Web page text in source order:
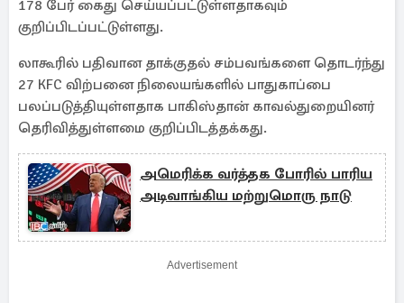
178 பேர் கைது செய்யப்பட்டுள்ளதாகவும்
குறிப்பிடப்பட்டுள்ளது.
லாகூரில் பதிவான தாக்குதல் சம்பவங்களை தொடர்ந்து
27 KFC விற்பனை நிலையங்களில் பாதுகாப்பை
பலப்படுத்தியுள்ளதாக பாகிஸ்தான் காவல்துறையினர்
தெரிவித்துள்ளமை குறிப்பிடத்தக்கது.
அமெரிக்க வர்த்தக போரில் பாரிய
அடிவாங்கிய மற்றுமொரு நாடு
Advertisement